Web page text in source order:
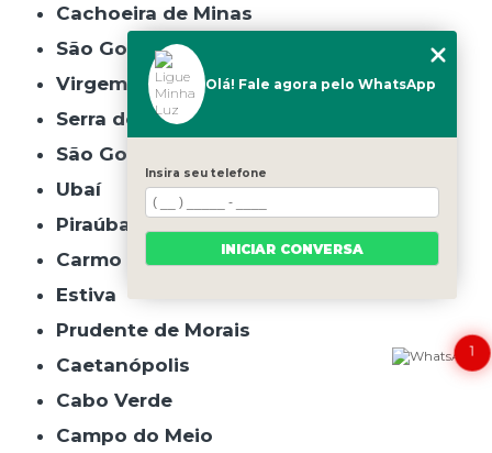
Cachoeira de Minas
São Gonçalo do Rio Abaixo
Virgem da Lapa
Serra do Salitre
São Gonçalo do Pará
Ubaí
Piraúba
Carmo da Cachoeira
Estiva
Prudente de Morais
Caetanópolis
Cabo Verde
Campo do Meio
1
Olá! Fale agora pelo WhatsApp
Insira seu telefone
INICIAR CONVERSA